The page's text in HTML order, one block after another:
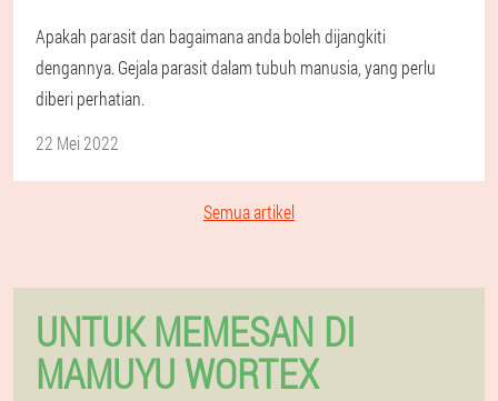
Apakah parasit dan bagaimana anda boleh dijangkiti
dengannya. Gejala parasit dalam tubuh manusia, yang perlu
diberi perhatian.
22 Mei 2022
Semua artikel
UNTUK MEMESAN DI
MAMUYU WORTEX